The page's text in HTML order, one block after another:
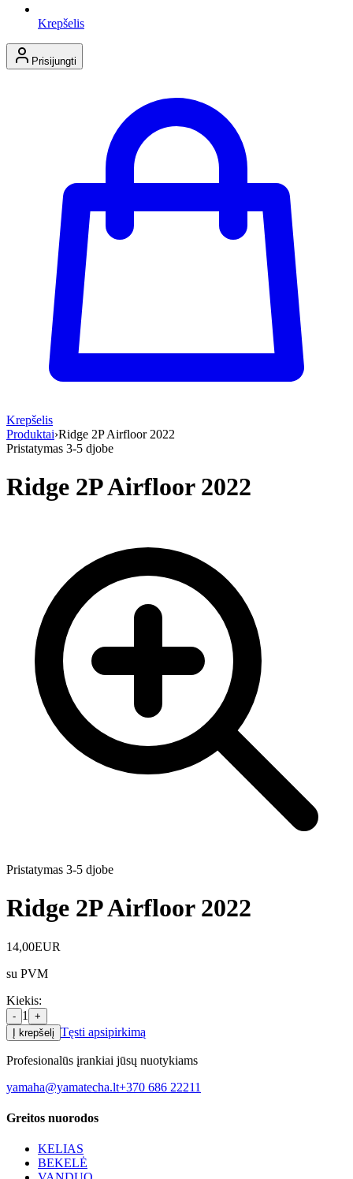
Krepšelis
Prisijungti
Krepšelis
Produktai›Ridge 2P Airfloor 2022
Pristatymas 3-5 djobe
Ridge 2P Airfloor 2022
Pristatymas 3-5 djobe
Ridge 2P Airfloor 2022
14,00EUR
su PVM
Kiekis:
- 1
+
Į krepšelį Tęsti apsipirkimą
Profesionalūs įrankiai jūsų nuotykiams
yamaha@yamatecha.lt+370 686 22211
Greitos nuorodos
KELIAS
BEKELĖ